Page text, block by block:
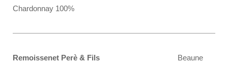
Chardonnay 100%
Remoissenet Perè & Fils
Beaune